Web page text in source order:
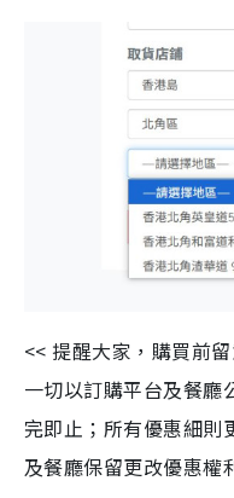
<< 提醒大家，購買前
一切以訂購平台及餐廳
完即止；所有優惠細則
及餐廳保留更改優惠